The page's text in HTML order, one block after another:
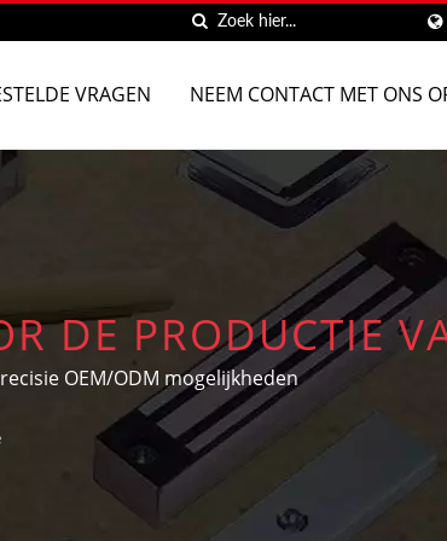
VRAGEN NEEM CONTACT MET ONS
DE PRODUCTIE
OEM/ODM mogelijkheden